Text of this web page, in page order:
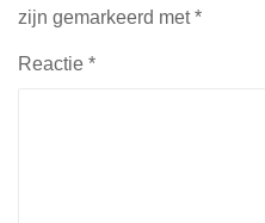
zijn gemarkeerd met*
Reactie *